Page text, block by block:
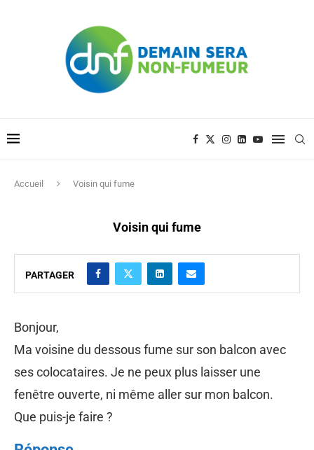
Accueil Voisin qui fume
Voisin qui fume
PARTAGER
Bonjour,
Ma voisine du dessous fume sur son balcon avec
ses colocataires. Je ne peux plus laisser une
fenêtre ouverte, ni même aller sur mon balcon.
Que puis-je faire ?